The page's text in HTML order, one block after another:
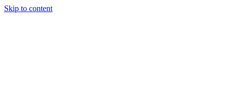
Skip to content